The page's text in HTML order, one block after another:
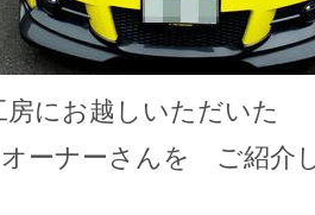
にお越しいただいた
ーナーさんを ご紹介